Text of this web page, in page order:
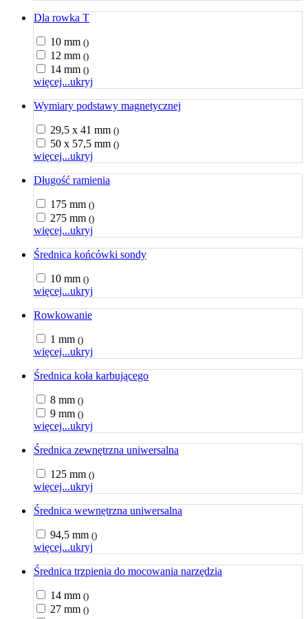
Dla rowka T
10 mm ()
12 mm ()
14 mm ()
więcej...ukryj
Wymiary podstawy magnetycznej
29,5 x 41 mm ()
50 x 57,5 mm ()
więcej...ukryj
Długość ramienia
175 mm ()
275 mm ()
więcej...ukryj
Średnica końcówki sondy
10 mm ()
więcej...ukryj
Rowkowanie
1 mm ()
więcej...ukryj
Średnica koła karbującego
8 mm ()
9 mm ()
więcej...ukryj
Średnica zewnętrzna uniwersalna
125 mm ()
więcej...ukryj
Średnica wewnętrzna uniwersalna
94,5 mm ()
więcej...ukryj
Średnica trzpienia do mocowania narzędzia
14 mm ()
27 mm ()